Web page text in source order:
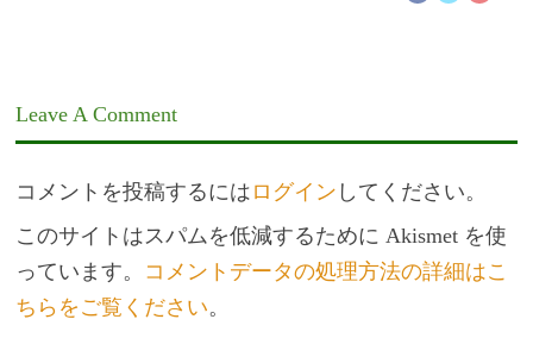
Leave A Comment
コメントを投稿するには ログイン してください。
このサイトはスパムを低減するために Akismet を使
っています。 コメントデータの処理方法の詳細はこ
ちらをご覧ください。